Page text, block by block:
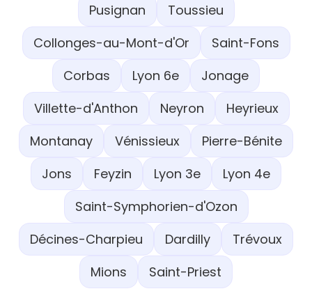
Pusignan
Toussieu
Collonges-au-Mont-d'Or
Saint-Fons
Corbas
Lyon 6e
Jonage
Villette-d'Anthon
Neyron
Heyrieux
Montanay
Vénissieux
Pierre-Bénite
Jons
Feyzin Lyon 3e
Lyon 4e
Saint-Symphorien-d'Ozon
Décines-Charpieu
Dardilly
Trévoux
Mions
Saint-Priest